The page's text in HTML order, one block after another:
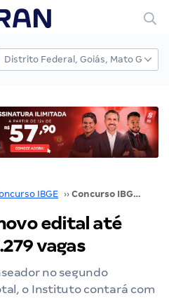
IBGE ›› Concurso IBGE: novo edital até outubro com 27.279 vagas
edital até
vagas
no segundo
o Instituto contará com